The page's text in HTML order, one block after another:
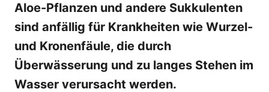
Aloe-Pflanzen und andere Sukkulenten
sind anfällig für Krankheiten wie Wurzel-
und Kronenfäule, die durch
Überwässerung und zu langes Stehen im
Wasser verursacht werden.